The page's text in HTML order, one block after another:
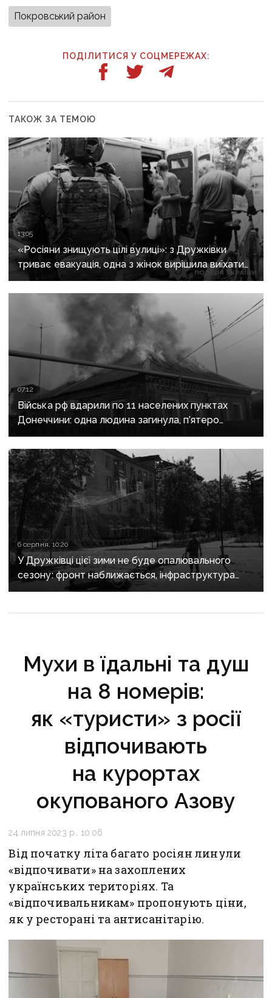
Покровський район
ПОДІЛИТИСЯ У СОЦМЕРЕЖАХ:
ТАКОЖ ЗА ТЕМОЮ
13:05
«Росіяни знищують цілі вулиці»: з Дружківки
триває евакуація, одна з жінок вирішила виїхати
після загибелі чоловіка
07:12
Війська рф вдарили по 11 населених пунктах
Донеччини: одна людина загинула, п’ятеро
поранені
6 серпня, 10:20
У Дружківці цієї зими не буде опалювального
сезону: фронт наближається, інфраструктура
критично зруйнована
Мухи в їдальні та душ
на 8 номерів:
як «туристи» з росії
відпочивають
на курортах
окупованого Азову
24 липня 2023 р., 10:06
Від початку літа багато росіян линули
«відпочивати» на захоплених
українських територіях. Та
«відпочивальникам» пропонують ціни,
як у ресторані та антисанітарію.